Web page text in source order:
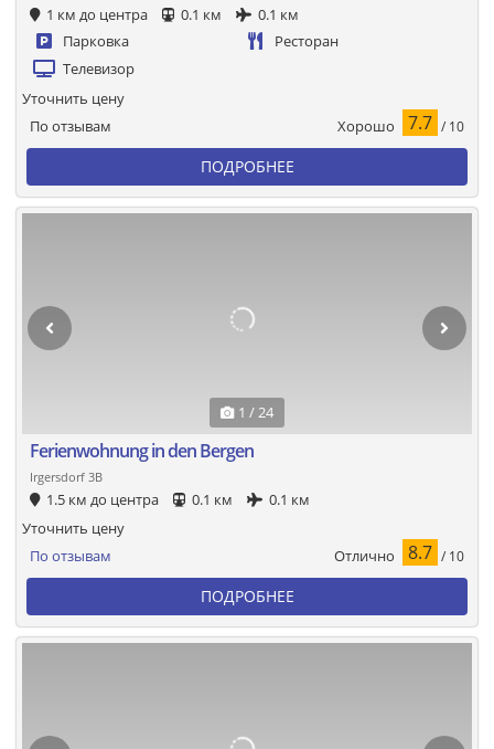
1 км до центра 0.1 км
0.1 км
Парковка
Ресторан
Телевизор
По отзывам Хорошо 7.7 / 10
Уточнить цену
ПОДРОБНЕЕ
1 / 24
Ferienwohnung in den Bergen
Irgersdorf 3B
1.5 км до центра 0.1 км 0.1 км
По отзывам Отлично 8.7 / 10
Уточнить цену
ПОДРОБНЕЕ